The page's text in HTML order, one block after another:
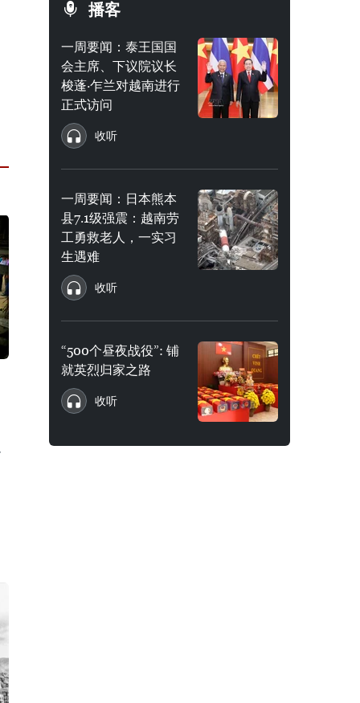
播客
一周要闻：泰王国国
会主席、下议院议长
梭蓬·乍兰对越南进行
正式访问
收听
一周要闻：日本熊本
县7.1级强震：越南劳
工勇救老人，一实习
生遇难
收听
“500个昼夜战役”: 铺
就英烈归家之路
收听